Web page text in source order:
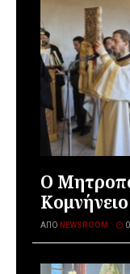
Ο
ΑΠΌ NEWSROOM